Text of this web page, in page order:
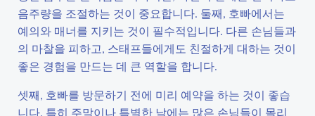
음주량을 조절하는 것이 중요합니다. 둘째, 호빠에서는
예의와 매너를 지키는 것이 필수적입니다. 다른 손님들과
의 마찰을 피하고, 스태프들에게도 친절하게 대하는 것이
좋은 경험을 만드는 데 큰 역할을 합니다.
셋째, 호빠를 방문하기 전에 미리 예약을 하는 것이 좋습
니다. 특히 주말이나 특별한 날에는 많은 손님들이 몰리